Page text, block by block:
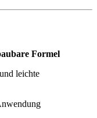
Formel
leichte